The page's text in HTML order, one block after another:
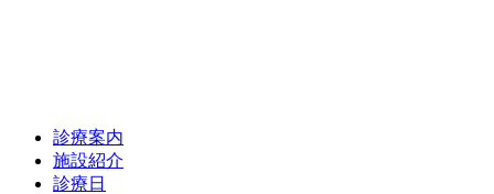
診療案内
施設紹介
診療日